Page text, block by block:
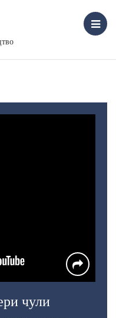
чули